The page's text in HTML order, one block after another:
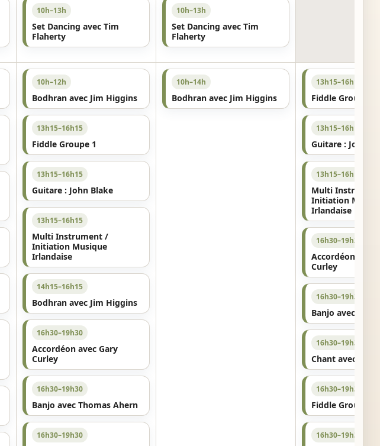
10h–13h
Set Dancing avec Tim
Flaherty
10h–13h
Set Dancing avec Tim
Flaherty
10h–12h
Bodhran avec Jim Higgins
13h15–16h15
Fiddle Groupe 1
13h15–16h15
Guitare : John Blake
13h15–16h15
Multi Instrument /
Initiation Musique
Irlandaise
14h15–16h15
Bodhran avec Jim Higgins
16h30–19h30
Accordéon avec Gary
Curley
16h30–19h30
Banjo avec Thomas Ahern
16h30–19h30
10h–14h
Bodhran avec Jim Higgins
13h15–16h15
Fiddle Groupe 1
13h15–16h15
Guitare : John
13h15–16h15
Multi
Initiation
Irlandaise
16h30–19h30
Accordéon avec
Curley
16h30–19h30
Banjo avec
16h30–19h30
Chant avec
16h30–19h30
Fiddle Groupe 2
16h30–19h30